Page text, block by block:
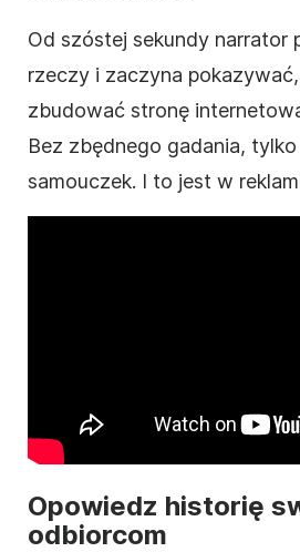
Od szóstej sekundy narrator
rzeczy i zaczyna
zbudować stronę
Bez zbędnego gadania,
samouczek. I to jest w
Opowiedz historię
odbiorcom